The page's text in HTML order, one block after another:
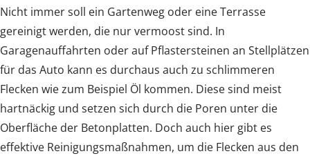
Nicht immer soll ein Gartenweg oder eine Terrasse
gereinigt werden, die nur vermoost sind. In
Garagenauffahrten oder auf Pflastersteinen an Stellplätzen
für das Auto kann es durchaus auch zu schlimmeren
Flecken wie zum Beispiel Öl kommen. Diese sind meist
hartnäckig und setzen sich durch die Poren unter die
Oberfläche der Betonplatten. Doch auch hier gibt es
effektive Reinigungsmaßnahmen, um die Flecken aus den